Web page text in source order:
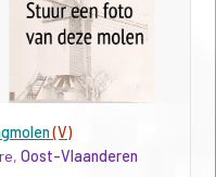
(V)
Oost-Vlaanderen